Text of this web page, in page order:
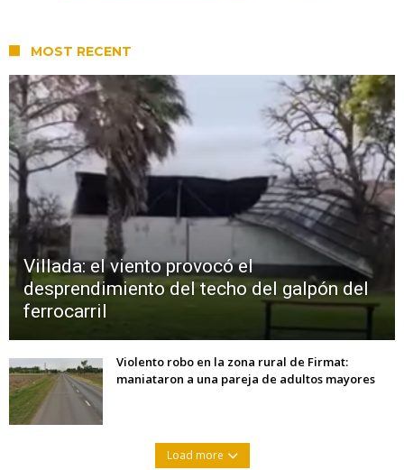
MOST RECENT
Villada: el viento provocó el
desprendimiento del techo del galpón del
ferrocarril
Violento robo en la zona rural de Firmat:
maniataron a una pareja de adultos mayores
Load more